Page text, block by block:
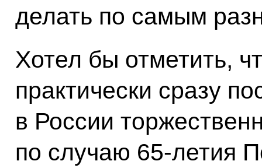
делать по самым
Хотел бы отметить,
практически сразу
в России
по случаю 65-летия